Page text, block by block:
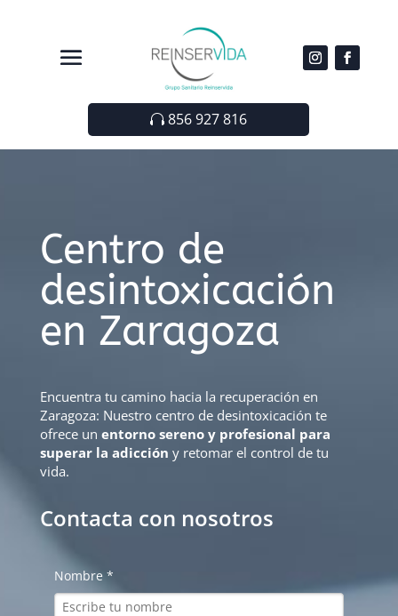
856 927 816
Centro de
desintoxicación
en Zaragoza
Encuentra tu camino hacia la recuperación en
Zaragoza: Nuestro centro de desintoxicación te
ofrece un entorno sereno y profesional para
superar la adicción y retomar el control de tu
vida.
Contacta con nosotros